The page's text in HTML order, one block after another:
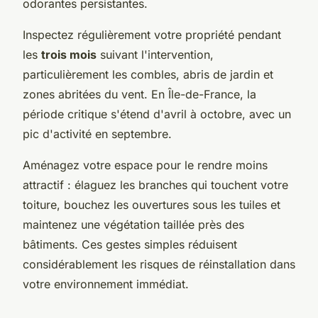
odorantes persistantes.
Inspectez régulièrement votre propriété pendant
les trois mois suivant l'intervention,
particulièrement les combles, abris de jardin et
zones abritées du vent. En Île-de-France, la
période critique s'étend d'avril à octobre, avec un
pic d'activité en septembre.
Aménagez votre espace pour le rendre moins
attractif : élaguez les branches qui touchent votre
toiture, bouchez les ouvertures sous les tuiles et
maintenez une végétation taillée près des
bâtiments. Ces gestes simples réduisent
considérablement les risques de réinstallation dans
votre environnement immédiat.